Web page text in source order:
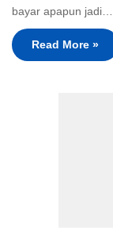
bayar apapun jadi…
Read More »